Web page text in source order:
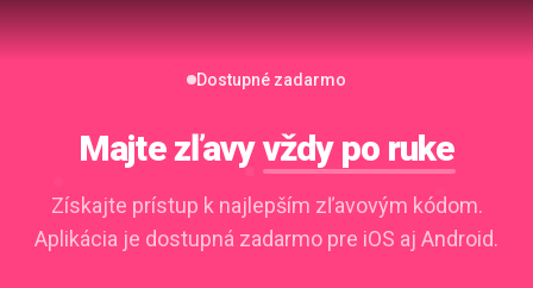
Dostupné zadarmo
Majte zľavyvždy po ruke
Získajte prístup k najlepším zľavovým kódom.
Aplikácia je dostupná zadarmo pre iOS aj Android.